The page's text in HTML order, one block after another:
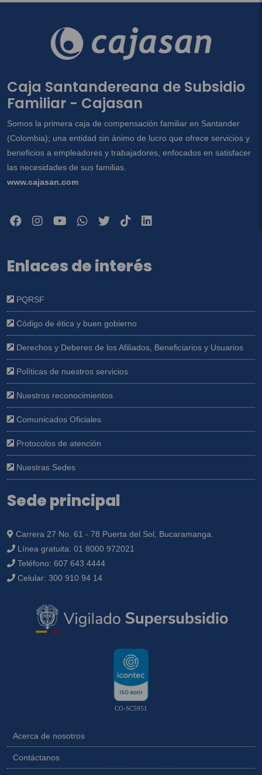
Caja Santandereana de Subsidio
Familiar - Cajasan
Somos la primera caja de compensación familiar en Santander
(Colombia); una entidad sin ánimo de lucro que ofrece servicios y
beneficios a empleadores y trabajadores, enfocados en satisfacer
las necesidades de sus familias.
www.cajasan.com
Enlaces de interés
PQRSF
Código de ética y buen gobierno
Derechos y Deberes de los Afiliados, Beneficiarios y Usuarios
Políticas de nuestros servicios
Nuestros reconocimientos
Comunicados Oficiales
Protocolos de atención
Nuestras Sedes
Sede principal
Carrera 27 No. 61 - 78 Puerta del Sol, Bucaramanga.
Línea gratuita: 01 8000 972021
Teléfono: 607 643 4444
Celular: 300 910 94 14
CO-SC5951
Acerca de nosotros
Contáctanos